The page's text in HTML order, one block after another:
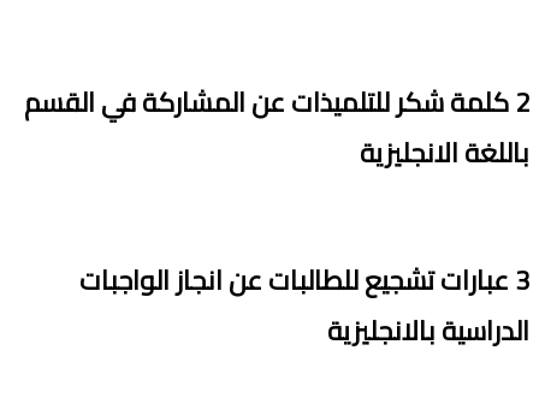
2كلمةشكرللتلميذاتعن المشاركة في القسم
باللغة الانجليزية
3عبارات تشجيع للطالبات عن انجاز الواجبات
الدراسيةبالانجليزية